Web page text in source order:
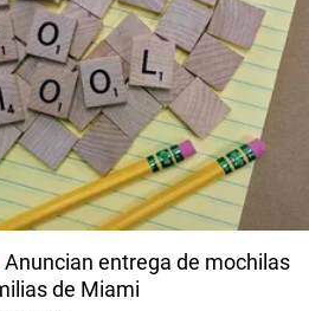
Anuncian entrega de mochilas
de Miami